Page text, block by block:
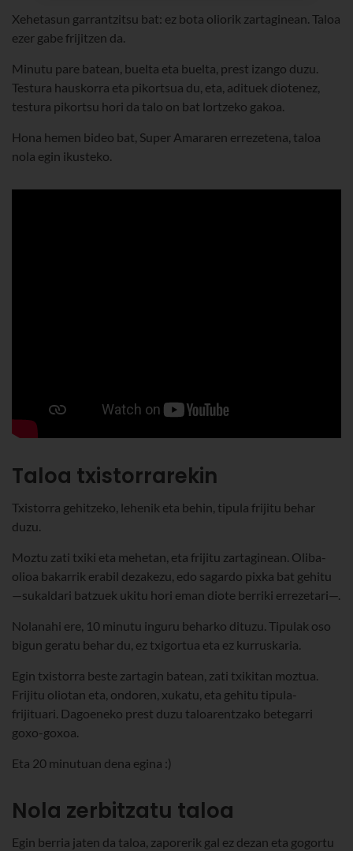
Xehetasun garrantzitsu bat: ez bota oliorik zartaginean. Taloa
ezer gabe frijitzen da.
Minutu pare batean, buelta eta buelta, prest izango duzu.
Testura hauskorra eta pikortsua du, eta, adituek diotenez,
testura pikortsu hori da talo on bat lortzeko gakoa.
Hona hemen bideo bat, Super Amararen errezetena, taloa
nola egin ikusteko.
Taloa txistorrarekin
Txistorra gehitzeko, lehenik eta behin, tipula frijitu behar
duzu.
Moztu zati txiki eta mehetan, eta frijitu zartaginean. Oliba-
olioa bakarrik erabil dezakezu, edo sagardo pixka bat gehitu
—sukaldari batzuek ukitu hori eman diote berriki errezetari—.
Nolanahi ere, 10 minutu inguru beharko dituzu. Tipulak oso
bigun geratu behar du, ez txigortua eta ez kurruskaria.
Egin txistorra beste zartagin batean, zati txikitan moztua.
Frijitu oliotan eta, ondoren, xukatu, eta gehitu tipula-
frijituari. Dagoeneko prest duzu taloarentzako betegarri
goxo-goxoa.
Eta 20 minutuan dena egina :)
Nola zerbitzatu taloa
Egin berria jaten da taloa, zaporerik gal ez dezan eta gogortu